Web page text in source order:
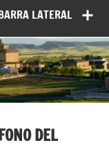
LATERAL
DEL